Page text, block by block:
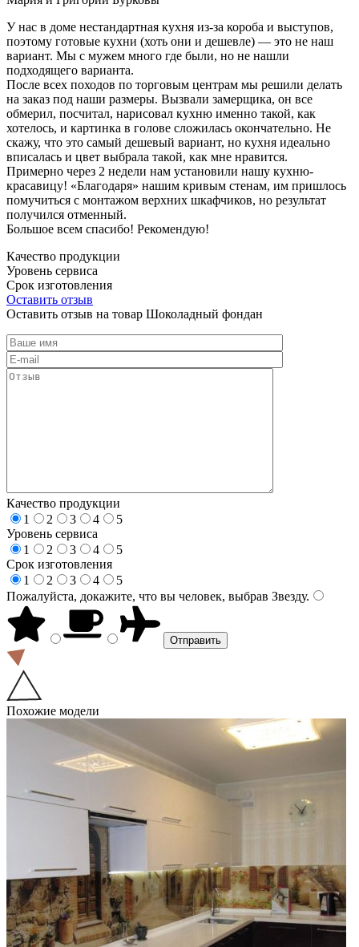
У нас в доме нестандартная кухня из-за короба и выступов,
поэтому готовые кухни (хоть они и дешевле) — это не наш
вариант. Мы с мужем много где были, но не нашли
подходящего варианта.
После всех походов по торговым центрам мы решили делать
на заказ под наши размеры. Вызвали замерщика, он все
обмерил, посчитал, нарисовал кухню именно такой, как
хотелось, и картинка в голове сложилась окончательно. Не
скажу, что это самый дешевый вариант, но кухня идеально
вписалась и цвет выбрала такой, как мне нравится.
Примерно через 2 недели нам установили нашу кухню-
красавицу! «Благодаря» нашим кривым стенам, им пришлось
помучиться с монтажом верхних шкафчиков, но результат
получился отменный.
Большое всем спасибо! Рекомендую!
Качество продукции
Уровень сервиса
Срок изготовления
Оставить отзыв
Оставить отзыв на товар Шоколадный фондан
Качество продукции
1
2 3 4
5
Уровень сервиса
1
2 3 4
5
Срок изготовления
1
2 3 4
5
Пожалуйста, докажите, что вы человек, выбрав Звезду.
Похожие модели